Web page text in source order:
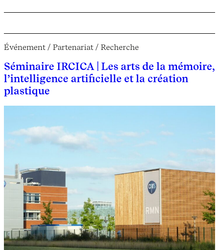
Événement / Partenariat / Recherche
Séminaire IRCICA | Les arts de la mémoire,
l’intelligence artificielle et la création
plastique